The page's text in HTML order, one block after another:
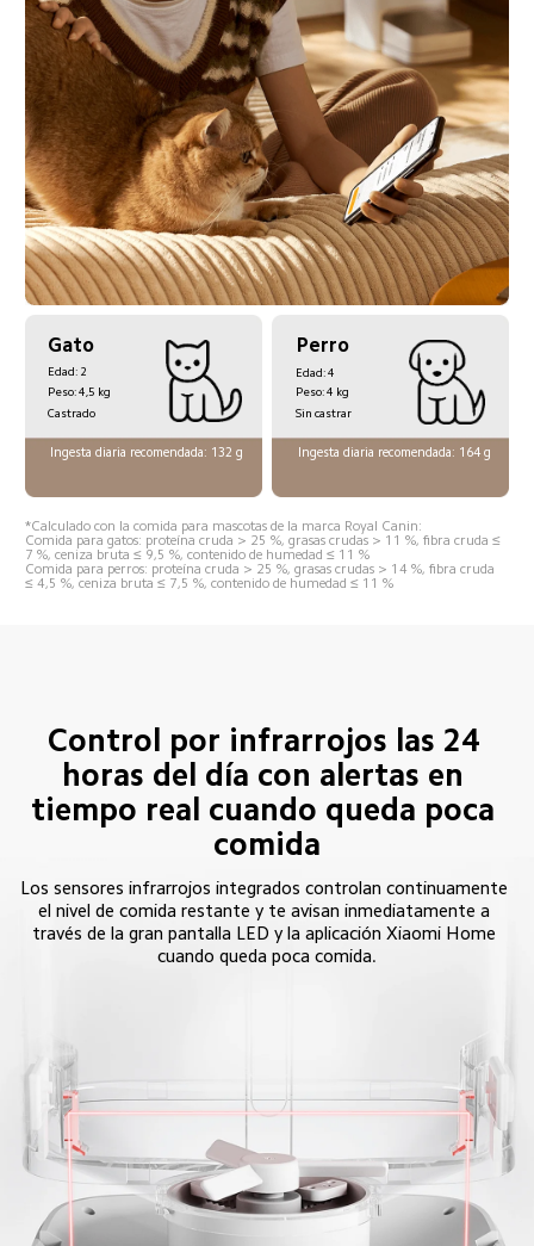
Gato
Edad: 2
Peso: 4,5 kg
Castrado
Ingesta diaria recomendada: 132 g
Perro
Edad: 4
Peso: 4 kg
Sin castrar
Ingesta diaria recomendada: 164 g
*Calculado con la comida para mascotas de la marca Royal Canin:
Comida para gatos: proteína cruda > 25 %, grasas crudas > 11 %, fibra cruda ≤
7 %, ceniza bruta ≤ 9,5 %, contenido de humedad ≤ 11 %
Comida para perros: proteína cruda > 25 %, grasas crudas > 14 %, fibra cruda
≤ 4,5 %, ceniza bruta ≤ 7,5 %, contenido de humedad ≤ 11 %
Control por infrarrojos las 24
horas del día con alertas en
tiempo real cuando queda poca
comida
Los sensores infrarrojos integrados controlan continuamente
el nivel de comida restante y te avisan inmediatamente a
través de la gran pantalla LED y la aplicación Xiaomi Home
cuando queda poca comida.